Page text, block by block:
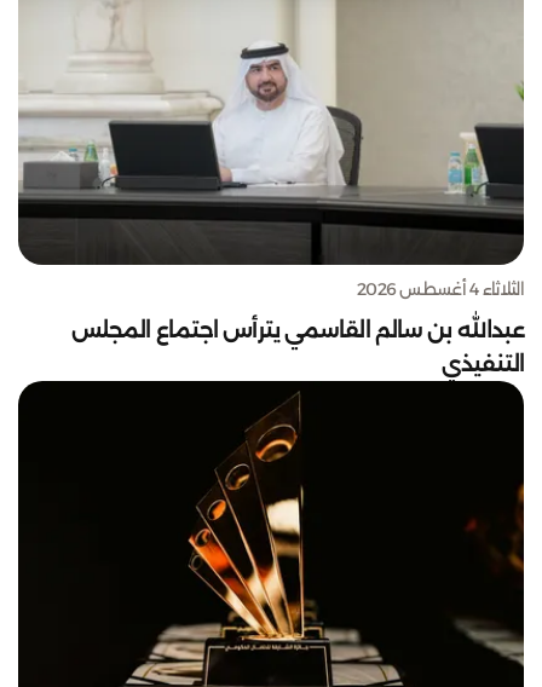
الثلاثاء 4 أغسطس 2026
عبدالله بن سالم القاسمي يترأس اجتماع المجلس
التنفيذي